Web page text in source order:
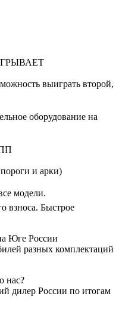
выиграть второй,
оборудование на
и арки)
модели.
взноса. Быстрое
Юге России
разных комплектаций
нас?
дилер России по итогам